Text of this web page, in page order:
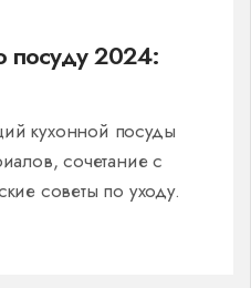
посуду 2024:
кухонной посуды
сочетание с
советы по уходу.